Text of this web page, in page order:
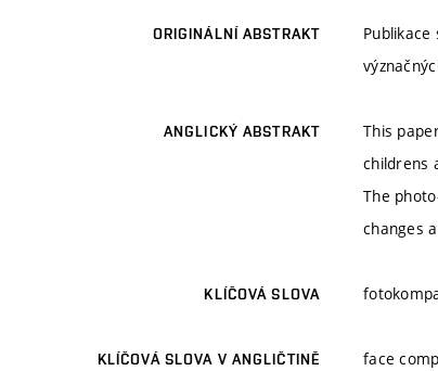
ORIGINÁLNÍ ABSTRAKT
ANGLICKÝ ABSTRAKT
This
childrens
The
changes
KLÍČOVÁ SLOVA
KLÍČOVÁ SLOVA V ANGLIČTINĚ face